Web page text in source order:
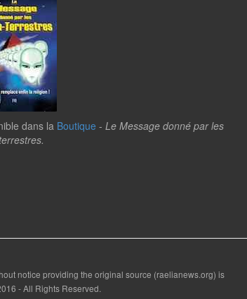
dans la Boutique - Le Message donné par les
notice providing the original source (raelianews.org) is
- All Rights Reserved.